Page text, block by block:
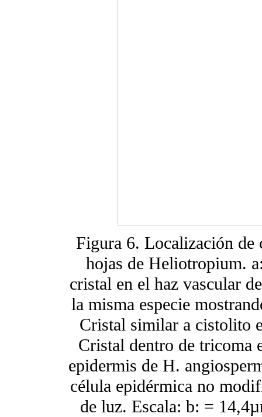
Figura 6. Localización de
hojas de Heliotropium.
cristal en el haz vascular
la misma especie
Cristal similar a cistolito
Cristal dentro de tricoma
epidermis de H.
célula epidérmica no
de luz. Escala: b: =